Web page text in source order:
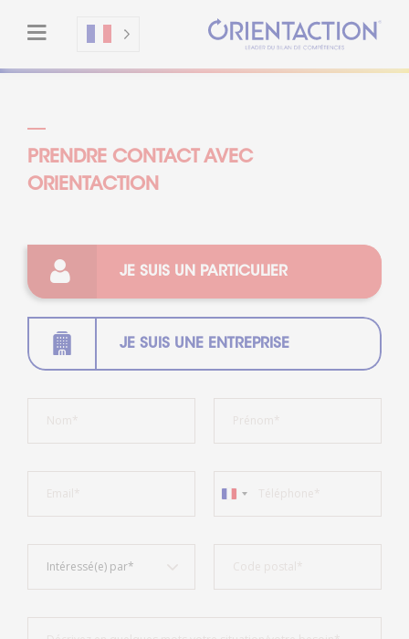
PRENDRE CONTACT AVEC
ORIENTACTION
JE SUIS UN PARTICULIER
JE SUIS UNE ENTREPRISE